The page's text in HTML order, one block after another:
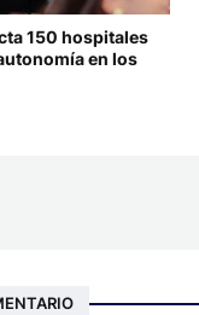
150 hospitales
en los